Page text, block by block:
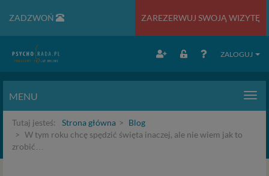
ZADZWOŃ ZAREZERWUJ SWOJĄ WIZYTĘ
ZALOGUJ
MENU
Tutaj jesteś: Strona główna
Blog
W tym roku chcę spędzić święta inaczej, ale nie wiem jak to
zrobić…